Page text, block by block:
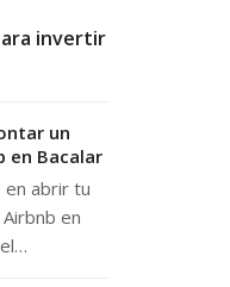
invertir
un
en Bacalar
en abrir tu
en